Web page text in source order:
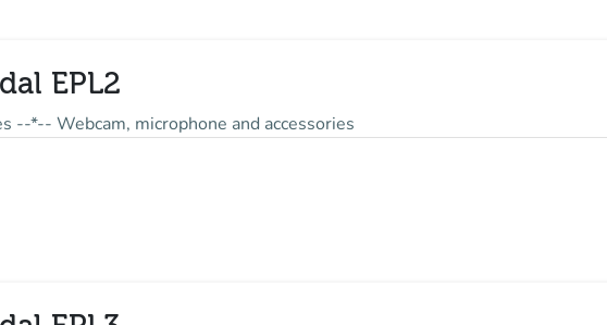
EPL2
--*-- Webcam, microphone and accessories